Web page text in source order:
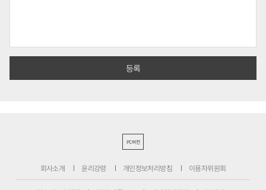
PC버전
회사소개 윤리강령 개인정보처리방침 이용자위원회